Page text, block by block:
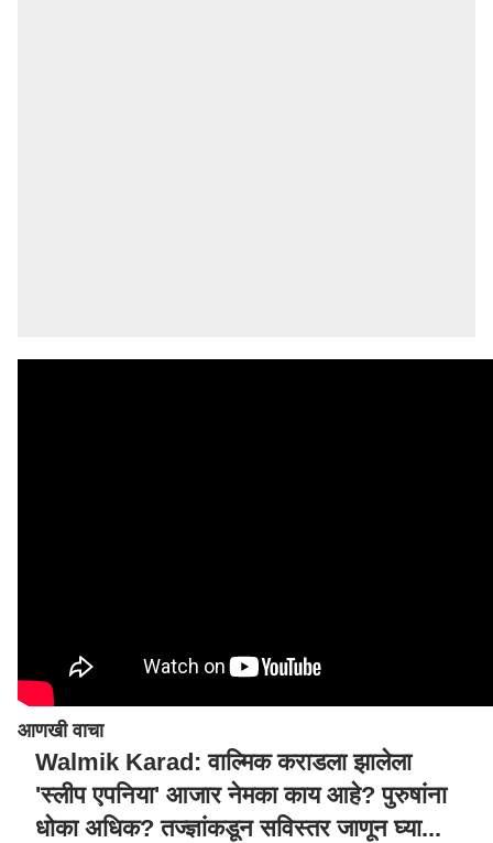
आणखी वाचा
Walmik Karad: वाल्मिक कराडला झालेला
'स्लीप एपनिया' आजार नेमका काय आहे? पुरुषांना
धोका अधिक? तज्ज्ञांकडून सविस्तर जाणून घ्या...